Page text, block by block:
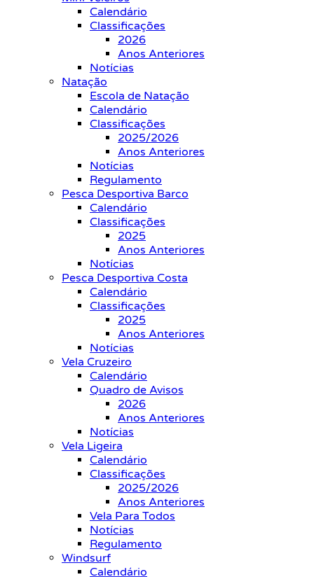
Calendário
Classificações
2026
Anos Anteriores
Notícias
Natação
Escola de Natação
Calendário
Classificações
2025/2026
Anos Anteriores
Notícias
Regulamento
Pesca Desportiva Barco
Calendário
Classificações
2025
Anos Anteriores
Notícias
Pesca Desportiva Costa
Calendário
Classificações
2025
Anos Anteriores
Notícias
Vela Cruzeiro
Calendário
Quadro de Avisos
2026
Anos Anteriores
Notícias
Vela Ligeira
Calendário
Classificações
2025/2026
Anos Anteriores
Vela Para Todos
Notícias
Regulamento
Windsurf
Calendário